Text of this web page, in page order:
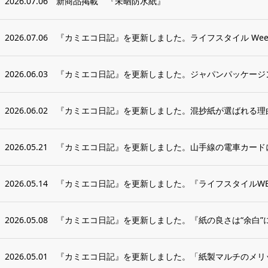
2026.07.06 『カミエコ日記』を更新しました。ライフスタイル
2026.06.03 『カミエコ日記』を更新しました。ジャパンパッケー
2026.06.02 『カミエコ日記』を更新しました。混抄紙が選ばれ
2026.05.21 『カミエコ日記』を更新しました。山手線の電車カー
2026.05.14 『カミエコ日記』を更新しました。『ライフスタイル
2026.05.08 『カミエコ日記』を更新しました。『紙の良さは“余白
2026.05.01 『カミエコ日記』を更新しました。「紙製マルチのメ